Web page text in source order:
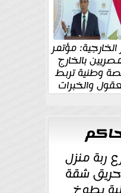
الخارجية: مؤتمر
بالخارج
وطنية تربط
والخبرات
بالدولة
ربة منزل
شقة